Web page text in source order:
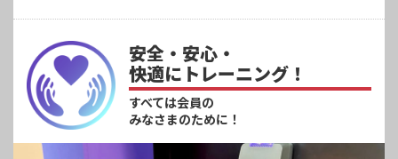
安全・安心・
快適にトレーニング！
すべては会員の
みなさまのために！